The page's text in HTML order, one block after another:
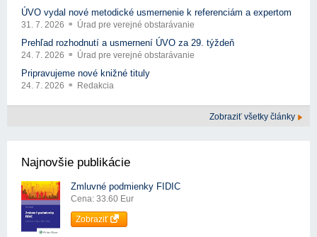
ÚVO vydal nové metodické usmernenie k referenciám a expertom
31. 7. 2026 Úrad pre verejné obstarávanie
Prehľad rozhodnutí a usmernení ÚVO za 29. týždeň
24. 7. 2026 Úrad pre verejné obstarávanie
Pripravujeme nové knižné tituly
24. 7. 2026 Redakcia
Zobraziť všetky články
Najnovšie publikácie
Zmluvné podmienky FIDIC
Cena: 33.60 Eur
Zobraziť